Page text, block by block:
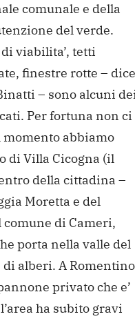
comunale e della
del verde.
viabilita’, tetti
finestre rotte – dice
– sono alcuni
Per fortuna non ci
abbiamo
di Villa Cicogna (il
della cittadina –
Moretta e del
di Cameri,
porta nella valle del
di alberi. A Romentino
privato che e’
ha subito gravi